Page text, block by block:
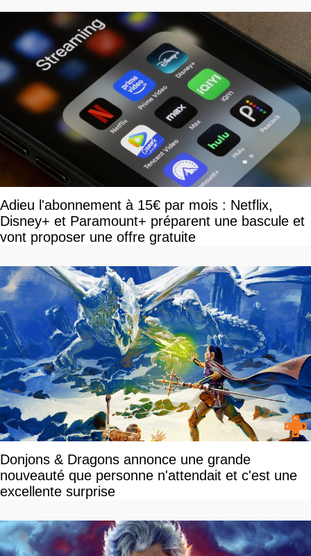
Adieu l'abonnement à 15€ par mois : Netflix,
Disney+ et Paramount+ préparent une bascule et
vont proposer une offre gratuite
Donjons & Dragons annonce une grande
nouveauté que personne n'attendait et c'est une
excellente surprise